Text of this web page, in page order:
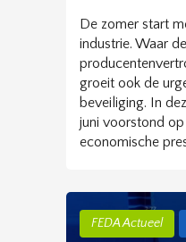
De zomer start
industrie. Waar
groeit ook de
beveiliging. In
juni voorstond
economische
FEDA Actueel